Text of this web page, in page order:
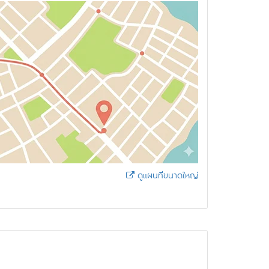
ดูแผนที่ขนาดใหญ่